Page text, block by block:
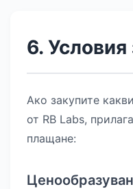
6.
Ако закупите
от RB Labs,
плащане: